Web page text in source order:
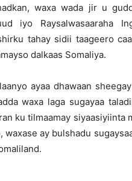
waxa wada jir u
iyo Raysalwasaaraha
tahay sidii taageero
dalkaas Somaliya.
ayaa dhawaan
waxa laga sugayaa
ku tilmaamay siyaasiyiinta
ay bulshadu